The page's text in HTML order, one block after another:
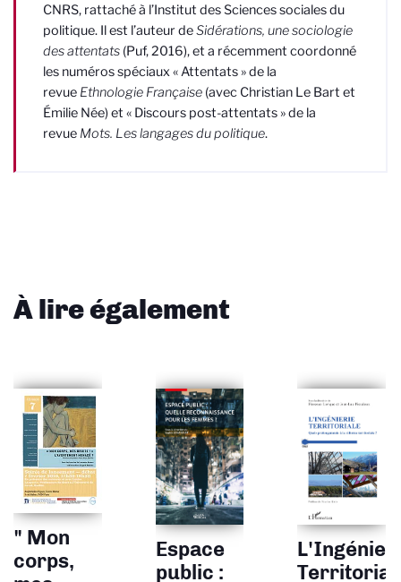
CNRS, rattaché à l’Institut des Sciences sociales du
politique. Il est l’auteur deSidérations, une sociologie
des attentats (Puf, 2016), et a récemment coordonné
les numéros spéciaux « Attentats » de la
revue Ethnologie Française (avec Christian Le Bart et
Émilie Née) et « Discours post-attentats » de la
revue Mots. Les langages du politique.
À lire également
" Mon
corps,
Espace
public :